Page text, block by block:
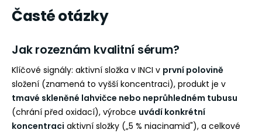
Časté otázky
Jak rozeznám kvalitní sérum?
Klíčové signály: aktivní složka v INCI v první polovině
složení (znamená to vyšší koncentraci), produkt je v
tmavé skleněné lahvičce nebo neprůhledném tubusu
(chrání před oxidací), výrobce uvádí konkrétní
koncentraci aktivní složky („5 % niacinamid"), a celkové